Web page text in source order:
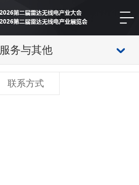
服务与其他
联系方式